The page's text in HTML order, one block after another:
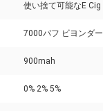
使い捨て可能なE Cig
7000パフ ビヨンダー
900mah
0% 2% 5%